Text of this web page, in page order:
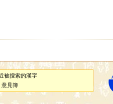
被搜索的漢字
意見簿